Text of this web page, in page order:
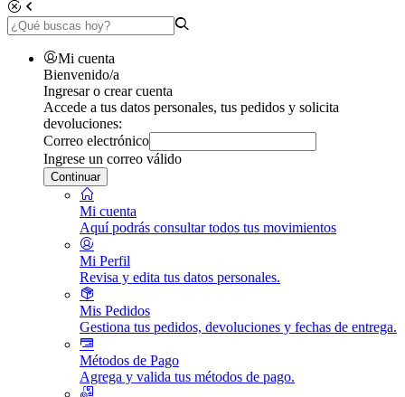
Mi cuenta
Bienvenido/a
Ingresar o crear cuenta
Accede a tus datos personales, tus pedidos y solicita
devoluciones:
Correo electrónico
Ingrese un correo válido
Continuar
Mi cuenta
Aquí podrás consultar todos tus movimientos
Mi Perfil
Revisa y edita tus datos personales.
Mis Pedidos
Gestiona tus pedidos, devoluciones y fechas de entrega.
Métodos de Pago
Agrega y valida tus métodos de pago.